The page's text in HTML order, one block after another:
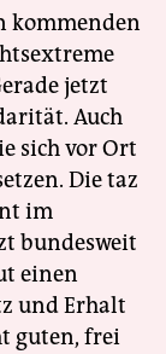
kommenden
jetzt
Auch
sich vor Ort
Die taz
im
bundesweit
einen
und Erhalt
guten, frei